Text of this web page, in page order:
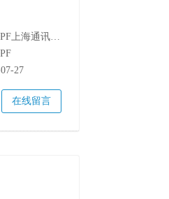
名称：TEB-1000PF上海通讯仪器快速温变试验箱
27
在线留言